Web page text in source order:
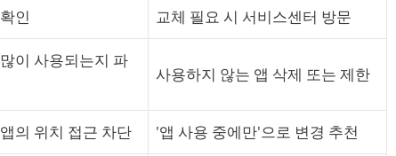
인 교체 필요 시 서비스센터 방문
이 사용되는지 파
사용하지 않는 앱 삭제 또는 제한
의 위치 접근 차단 '앱 사용 중에만'으로 변경 추천